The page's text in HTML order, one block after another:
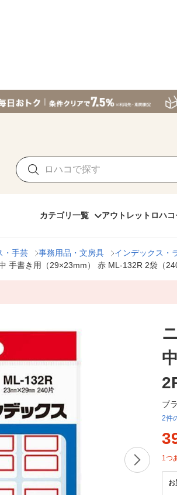
カテゴリ一覧 アウトレット ロハ
・手芸 事務用品・文房具 インデックス・
手書き用（29×23mm） 赤 ML-132R 2袋（
ブ
2件
1つ